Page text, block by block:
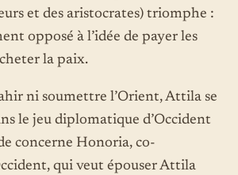
et des aristocrates) triomphe :
opposé à l’idée de payer les
la paix.
ni soumettre l’Orient, Attila se
le jeu diplomatique d’Occident
concerne Honoria, co-
qui veut épouser Attila